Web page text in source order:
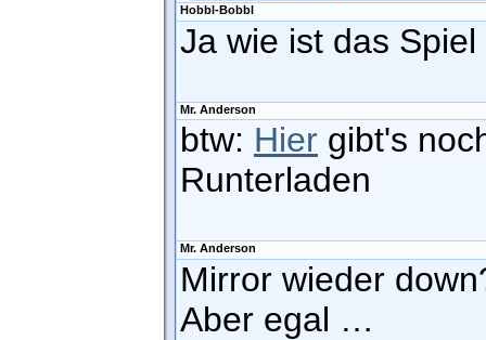
Hobbl-Bobbl
Ja wie ist das
Mr. Anderson
btw: Hier gibt's
Runterladen
Mr. Anderson
Mirror wieder
Aber egal …